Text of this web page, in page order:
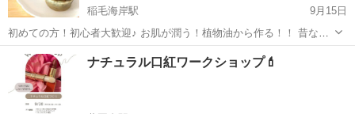
稲毛海岸駅
9月15日
初めての方！初心者大歓迎♪ お肌が潤う！植物油から作る！！ 昔なが
らの製法で1か月熟成させる コールドプレス製法の手作り石けん作り
講座。 香りは0.2秒の速さで脳に直接届きます。 ですので、...
千葉 千葉市 アロマ
ナチュラル口紅ワークショップ💄